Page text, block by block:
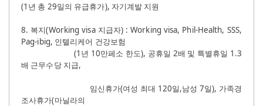
(1 년 총 29일의 유급휴가), 자기계발 지원
8. 복지(Working visa 지급자) : Working visa, Phil-Health, SSS,
Pag-ibig, 인텔리케어 건강보험
(1 년 10만페소 한도), 공휴일 2배 및 특별휴일 1.3
배 근무수당 지급,
임신휴가(여성 최대 120일,남성 7일), 가족경
조사휴가(마닐라의